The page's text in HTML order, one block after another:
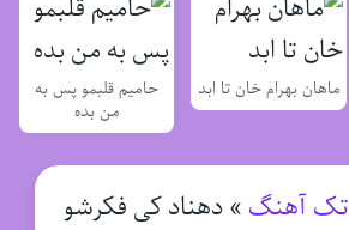
ماهان بهرام خان تا ابد
حامیم قلبمو پس به
من بده
تک آهنگ »دهناد کی فکرشو